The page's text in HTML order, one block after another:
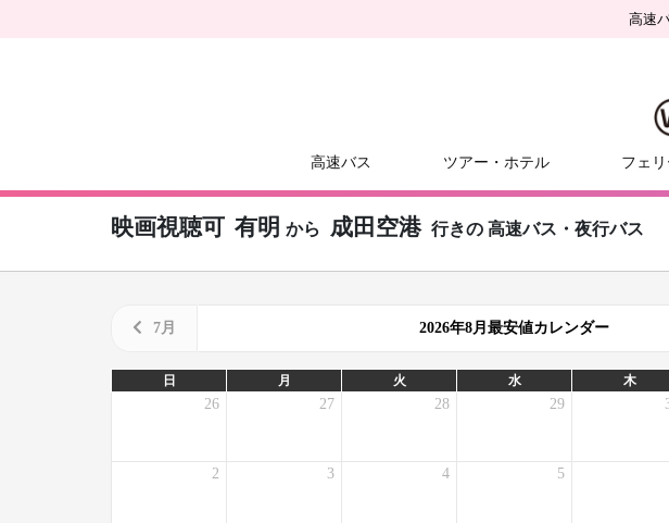
高速
高速バス ツアー・ホテル フェリ
映画視聴可 有明 から 成田空港 行きの 高速バス・夜行バス
7月 2026年8月最安値カレンダー
日 月 火 水 木
26 27 28 29
2 3 4 5